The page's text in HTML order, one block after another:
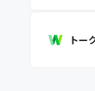
トー